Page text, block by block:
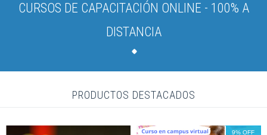
CURSOS DE CAPACITACIÓN ONLINE - 100% A
DISTANCIA
PRODUCTOS DESTACADOS
9% OFF